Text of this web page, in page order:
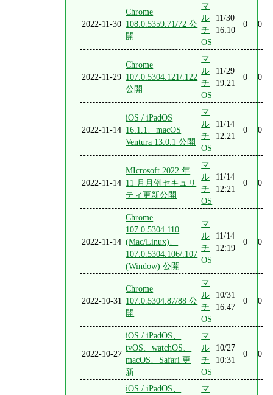
2022-11-30
Chrome
108.0.5359.71/72 公
開
マ
ル
チ
OS
11/30
16:10
0 0
2022-11-29
Chrome
107.0.5304.121/.122
公開
マ
ル
チ
OS
11/29
19:21
0 0
2022-11-14
iOS / iPadOS
16.1.1、macOS
Ventura 13.0.1 公開
マ
ル
チ
OS
11/14
12:21
0 0
2022-11-14
MIcrosoft 2022 年
11 月月例セキュリ
ティ更新公開
マ
ル
チ
OS
11/14
12:21
0 0
2022-11-14
Chrome
107.0.5304.110
(Mac/Linux)、
107.0.5304.106/.107
(Window) 公開
マ
ル
チ
OS
11/14
12:19
0 0
2022-10-31
Chrome
107.0.5304.87/88 公
開
マ
ル
チ
OS
10/31
16:47
0 0
2022-10-27
iOS / iPadOS、
tvOS、watchOS、
macOS、Safari 更
新
マ
ル
チ
OS
10/27
10:31
0 0
iOS / iPadOS、
マ